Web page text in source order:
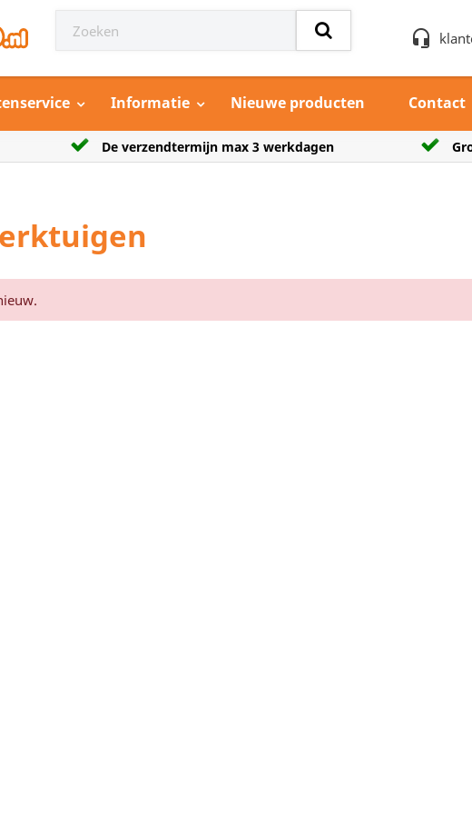
headset_mic
Informatie Nieuwe producten Contact
max 3 werkdagen Grootste aanbod